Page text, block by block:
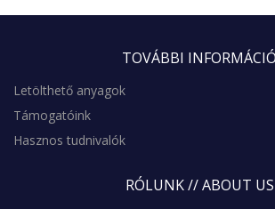
TOVÁBBI INFORMÁCIÓ
Letölthető anyagok
Támogatóink
Hasznos tudnivalók
RÓLUNK// ABOUT US